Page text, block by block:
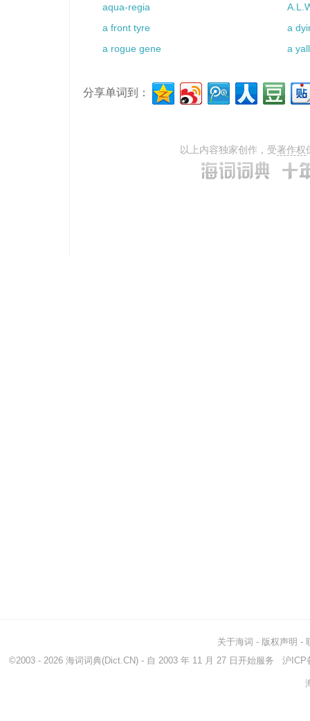
aqua-regia
a front tyre
a
a rogue gene
a
分享单词到：
以上内容独家创作，受著作权
关于海词 - 版权声明 -
©2003 - 2026 海词词典(Dict.CN) - 自 2003 年 11 月 27 日开始服务 沪ICP